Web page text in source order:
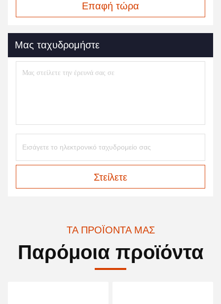
Επαφή τώρα
Μας ταχυδρομήστε
Στείλετε
ΤΑ ΠΡΟΪΌΝΤΑ ΜΑΣ
Παρόμοια προϊόντα